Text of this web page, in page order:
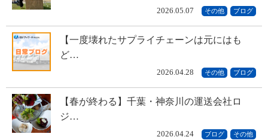
2026.05.07 その他 ブログ
【一度壊れたサプライチェーンは元にはも
ど…
2026.04.28 その他 ブログ
【春が終わる】千葉・神奈川の運送会社ロ
ジ…
2026.04.24 ブログ その他